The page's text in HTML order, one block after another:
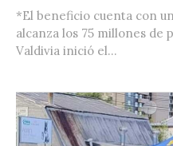
*El beneficio cuenta con
alcanza los 75 millones de
Valdivia inició el...